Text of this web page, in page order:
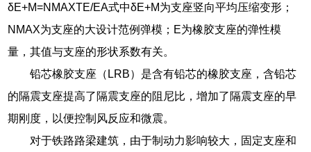
δE+M=NMAXTE/EA式中δE+M为支座竖向平均压缩变形；
NMAX为支座的大设计范例弹模；E为橡胶支座的弹性模
量，其值与支座的形状系数有关。
铅芯橡胶支座（LRB）是含有铅芯的橡胶支座，含铅芯
的隔震支座提高了隔震支座的阻尼比，增加了隔震支座的早
期刚度，以便控制风反应和微震。
对于铁路路梁建筑，由于制动力影响较大，固定支座和